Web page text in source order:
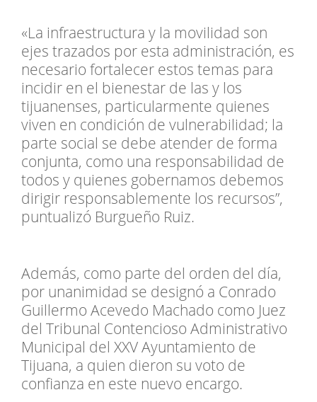
«La infraestructura y la movilidad son
ejes trazados por esta administración, es
necesario fortalecer estos temas para
incidir en el bienestar de las y los
tijuanenses, particularmente quienes
viven en condición de vulnerabilidad; la
parte social se debe atender de forma
conjunta, como una responsabilidad de
todos y quienes gobernamos debemos
dirigir responsablemente los recursos”,
puntualizó Burgueño Ruiz.
Además, como parte del orden del día,
por unanimidad se designó a Conrado
Guillermo Acevedo Machado como Juez
del Tribunal Contencioso Administrativo
Municipal del XXV Ayuntamiento de
Tijuana, a quien dieron su voto de
confianza en este nuevo encargo.